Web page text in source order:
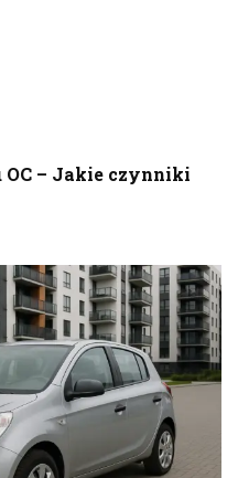
OC – Jakie czynniki